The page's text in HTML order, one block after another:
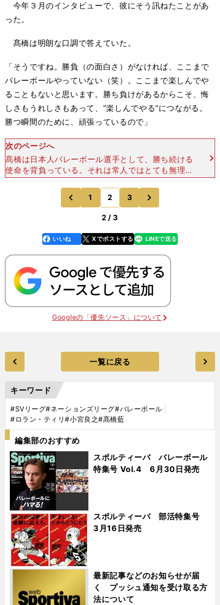
今年３月のインタビューで、彼にそう訊ねたことがあ
った。
髙橋は明朗な口調で答えていた。
「そうですね。勝負（の面白さ）がなければ、ここまで
バレーボールやっていない（笑）。ここまで楽しんでや
ることもないと思います。勝ち負けがあるからこそ、悔
しさもうれしさもあって、"楽しんでやる"につながる。
勝つ瞬間のために、頑張っているので」
次のページへ
髙橋は日本人バレーボール選手として、勝ち続ける
使命を背負っている。それは常人ではとても無理だ
ろう。しかし、オンリーワンの選手になる目標を掲
げる彼にとって、それもプロセスに過ぎない。
「（バレーボール人
前
のページへ
1 2 3
2 / 3
faceboo
k
いいね Xでポストする
line LINEで送る
Googleの「優先ソース」について
一覧に戻る
キーワード
#SVリーグ#ネーションズリーグ#バレーボール
#ロラン・ティリ#小宮良之#髙橋藍
編集部のおすすめ
スポルティーバ バレーボール
特集号 Vol.4 6月30日発売
スポルティーバ 部活特集号
3月16日発売
最新記事などのお知らせが届
く プッシュ通知を受け取る方
法について